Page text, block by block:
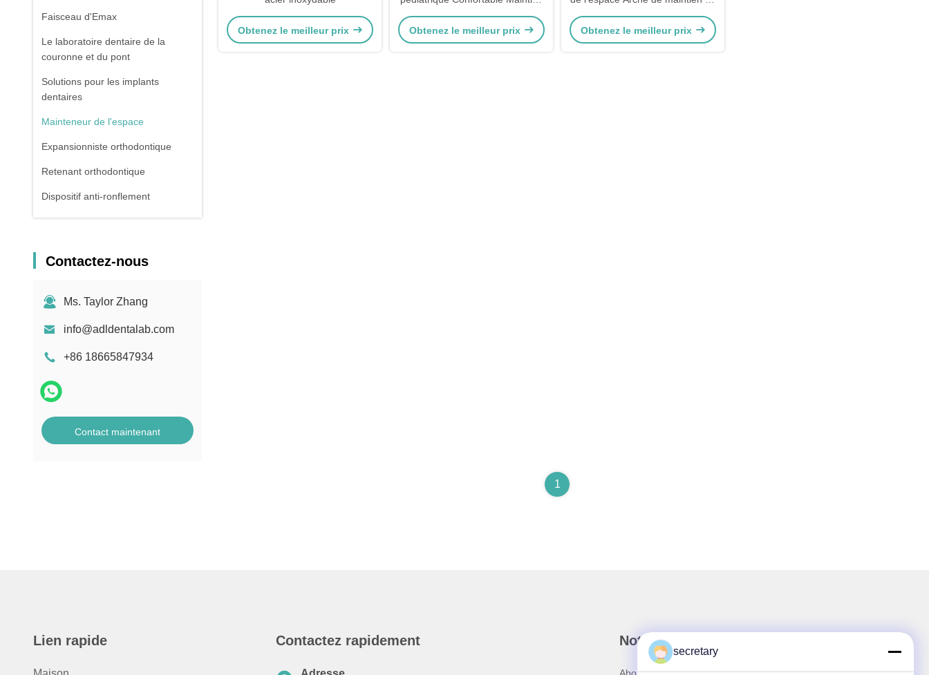
Faisceau d'Emax
Le laboratoire dentaire de la
couronne et du pont
Solutions pour les implants
dentaires
Mainteneur de l'espace
Expansionniste orthodontique
Retenant orthodontique
Dispositif anti-ronflement
Appareil fonctionnel d'orthodontie
implants
Contactez-nous
Ms. Taylor Zhang
info@adldentalab.com
+86 18665847934
Contact maintenant
Obtenez le meilleur prix
de l' espace dentaire hygiénique
pour adultes
Obtenez le meilleur prix
l'espace amovible
Obtenez le meilleur prix
1
Lien rapide Contactez rapidement Notre newsletter
secretary